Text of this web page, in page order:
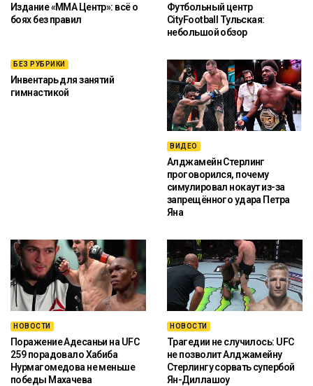
Издание «ММА Центр»: всё о
боях без правил
Футбольный центр
CityFootball Тульская:
небольшой обзор
БЕЗ РУБРИКИ
Инвентарь для занятий
гимнастикой
ВИДЕО
Алджамейн Стерлинг
проговорился, почему
симулировал нокаут из-за
запрещённого удара Петра
Яна
НОВОСТИ
Поражение Адесаньи на UFC
259 порадовало Хабиба
Нурмагомедова не меньше
победы Махачева
НОВОСТИ
Трагедии не случилось: UFC
не позволит Алджамейну
Стерлингу сорвать супербой
Ян-Диллашоу